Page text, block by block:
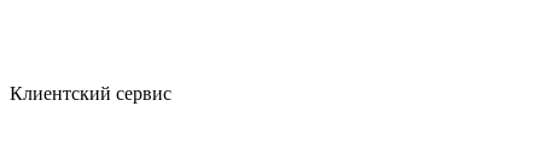
Клиентский сервис